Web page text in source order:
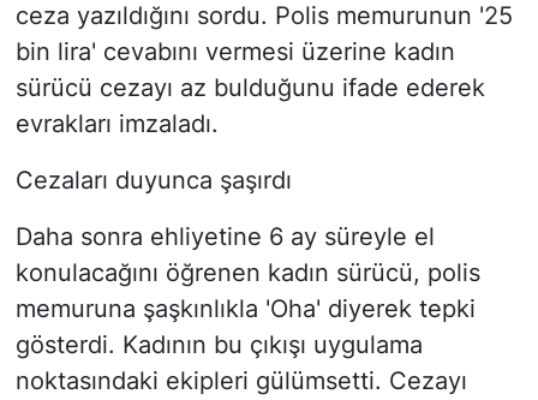
ceza yazıldığını sordu. Polis memurunun '25
bin lira' cevabını vermesi üzerine kadın
sürücü cezayı az bulduğunu ifade ederek
evrakları imzaladı.
Cezaları duyunca şaşırdı
Daha sonra ehliyetine 6 ay süreyle el
konulacağını öğrenen kadın sürücü, polis
memuruna şaşkınlıkla 'Oha' diyerek tepki
gösterdi. Kadının bu çıkışı uygulama
noktasındaki ekipleri gülümsetti. Cezayı